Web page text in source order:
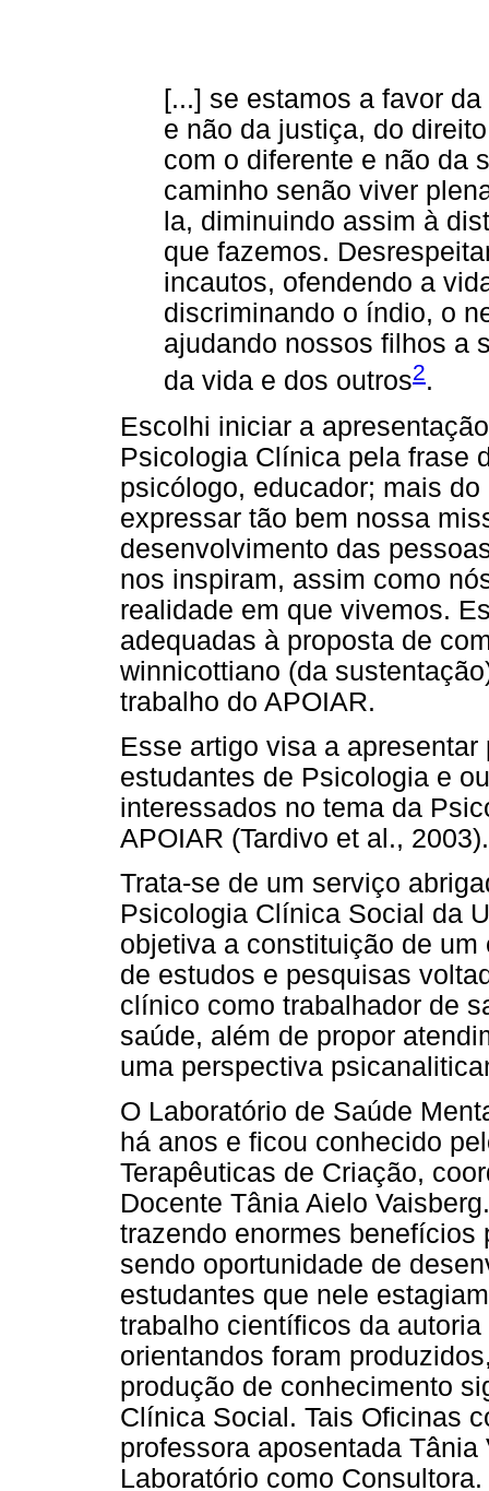
[...] se estamos a favor
e não da justiça, do
com o diferente e não da
caminho senão viver
la, diminuindo assim à
que fazemos.
incautos, ofendendo a
discriminando o índio, o
ajudando nossos filhos a
da vida e dos outros2.
Escolhi iniciar a
Psicologia Clínica pela frase
psicólogo, educador; mais
expressar tão bem nossa
desenvolvimento das
nos inspiram, assim como
realidade em que vivemos.
adequadas à proposta de
winnicottiano (da
trabalho do APOIAR.
Esse artigo visa a
estudantes de Psicologia e
interessados no tema da
APOIAR (Tardivo et al., 2003).
Trata-se de um serviço
Psicologia Clínica Social da
objetiva a constituição de
de estudos e pesquisas
clínico como trabalhador de
saúde, além de propor
uma perspectiva
O Laboratório de Saúde
há anos e ficou conhecido
Terapêuticas de Criação,
Docente Tânia Aielo
trazendo enormes
sendo oportunidade de
estudantes que nele
trabalho científicos da
orientandos foram
produção de conhecimento
Clínica Social. Tais Oficinas
professora aposentada
Laboratório como Consultora.